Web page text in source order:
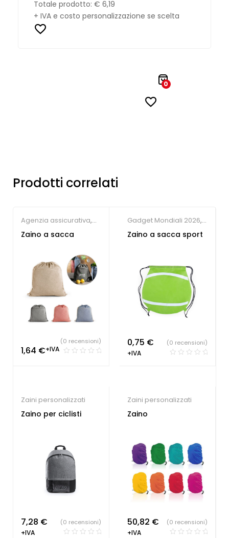
Totale prodotto: € 6,19
+ IVA e costo personalizzazione se scelta
0
Prodotti correlati
Agenzia assicurativa,
Hotel, Parrucchieri
personalizzati
Zaino a sacca
1,64 €+IVA
(0 recensioni)
Gadget Mondiali 2026,
Gadget Sport e Tempo
Zaino a sacca sport
0,75 €
+IVA
(0 recensioni)
Zaini personalizzati
Zaino per ciclisti
7,28 €
+IVA
(0 recensioni)
Zaini personalizzati
Zaino
50,82 €
+IVA
(0 recensioni)